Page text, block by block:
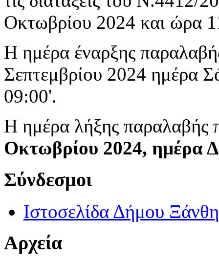
Οκτωβρίου 2024 και ώρα
Η ημέρα έναρξης
Σεπτεμβρίου 2024 ημέρα
09:00'.
Η ημέρα λήξης παραλαβής
Οκτωβρίου 2024, ημέρα
Σύνδεσμοι
Ιστοσελίδα Δήμου
Αρχεία